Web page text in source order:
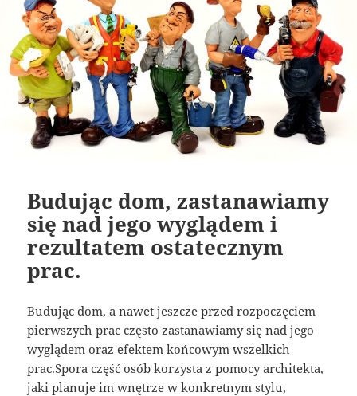
Budując dom, zastanawiamy
się nad jego wyglądem i
rezultatem ostatecznym
prac.
Budując dom, a nawet jeszcze przed rozpoczęciem
pierwszych prac często zastanawiamy się nad jego
wyglądem oraz efektem końcowym wszelkich
prac.Spora część osób korzysta z pomocy architekta,
jaki planuje im wnętrze w konkretnym stylu,